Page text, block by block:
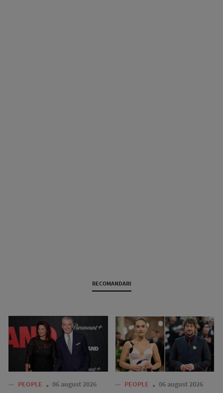
RECOMANDARI
— PEOPLE 06 august 2026 — PEOPLE 06 august 2026